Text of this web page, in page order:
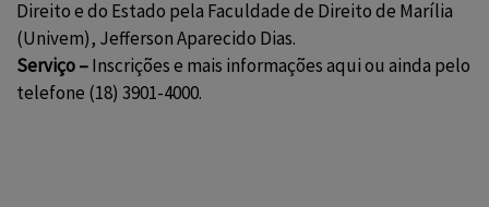
Direito e do Estado pela Faculdade de Direito de Marília
(Univem), Jefferson Aparecido Dias.
Serviço –Inscrições e mais informaçõesaquiou ainda pelo
telefone (18) 3901-4000.